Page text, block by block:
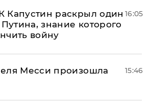
Капустин раскрыл один
знание которого
войну
16:05
Месси произошла
15:46